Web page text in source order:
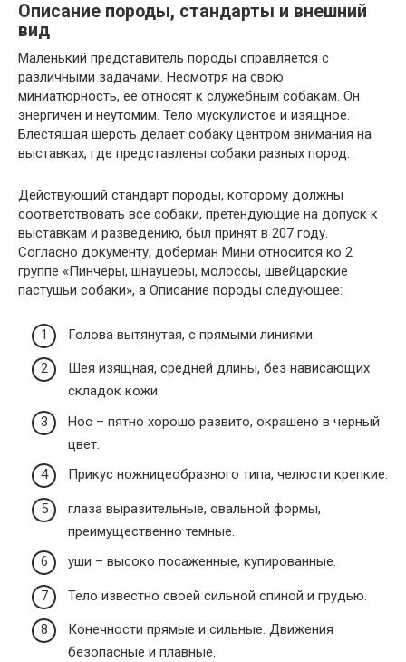
Описание породы, стандарты и внешний
вид
Маленький представитель породы справляется с
различными задачами. Несмотря на свою
миниатюрность, ее относят к служебным собакам. Он
энергичен и неутомим. Тело мускулистое и изящное.
Блестящая шерсть делает собаку центром внимания на
выставках, где представлены собаки разных пород.
Действующий стандарт породы, которому должны
соответствовать все собаки, претендующие на допуск к
выставкам и разведению, был принят в 207 году.
Согласно документу, доберман Мини относится ко 2
группе «Пинчеры, шнауцеры, молоссы, швейцарские
пастушьи собаки», а Описание породы следующее:
Голова вытянутая, с прямыми линиями.
Шея изящная, средней длины, без нависающих
складок кожи.
Нос – пятно хорошо развито, окрашено в черный
цвет.
Прикус ножницеобразного типа, челюсти крепкие.
глаза выразительные, овальной формы,
преимущественно темные.
уши – высоко посаженные, купированные.
Тело известно своей сильной спиной и грудью.
Конечности прямые и сильные. Движения
безопасные и плавные.